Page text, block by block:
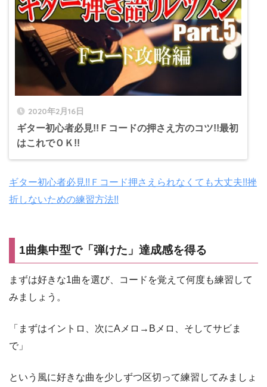
2020年2月16日
ギター初心者必見!!Ｆコードの押さえ方のコツ!!最初
はこれでＯＫ!!
ギター初心者必見!!Ｆコード押さえられなくても大丈夫!!挫
折しないための練習方法!!
1曲集中型で「弾けた」達成感を得る
まずは好きな1曲を選び、コードを覚えて何度も練習して
みましょう。
「まずはイントロ、次にAメロ→Bメロ、そしてサビま
で」
という風に好きな曲を少しずつ区切って練習してみましょ